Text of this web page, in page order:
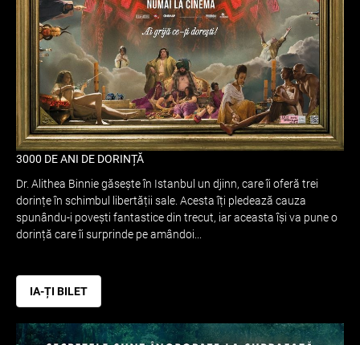
3000 DE ANI DE DORINȚĂ
Dr. Alithea Binnie găsește în Istanbul un djinn, care îi oferă trei
dorințe în schimbul libertății sale. Acesta îți pledează cauza
spunându-i povești fantastice din trecut, iar aceasta își va pune o
dorință care îi surprinde pe amândoi...
IA-ȚI BILET